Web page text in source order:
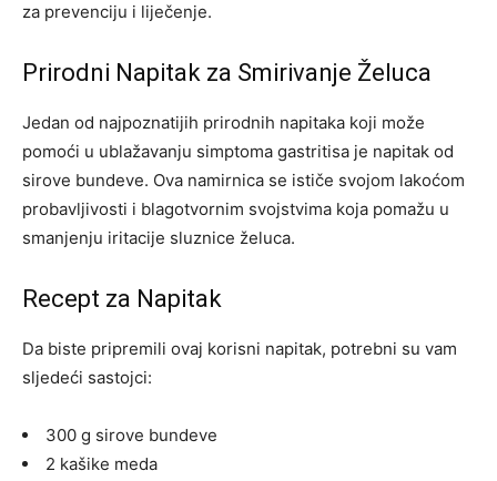
za prevenciju i liječenje.
Prirodni Napitak za Smirivanje Želuca
Jedan od najpoznatijih prirodnih napitaka koji može
pomoći u ublažavanju simptoma gastritisa je napitak od
sirove bundeve. Ova namirnica se ističe svojom lakoćom
probavljivosti i blagotvornim svojstvima koja pomažu u
smanjenju iritacije sluznice želuca.
Recept za Napitak
Da biste pripremili ovaj korisni napitak, potrebni su vam
sljedeći sastojci:
300 g sirove bundeve
2 kašike meda